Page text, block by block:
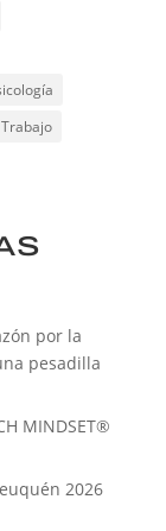
Trabajo
por la
pesadilla
MINDSET®
2026